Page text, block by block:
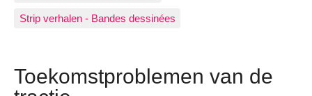
Strip verhalen - Bandes dessinées
Toekomstproblemen van de